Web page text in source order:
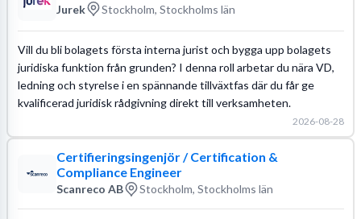
Jurek Stockholm, Stockholms län
Vill du bli bolagets första interna jurist och bygga upp bolagets
juridiska funktion från grunden? I denna roll arbetar du nära VD,
ledning och styrelse i en spännande tillväxtfas där du får ge
kvalificerad juridisk rådgivning direkt till verksamheten.
2026-08-28
Certifieringsingenjör / Certification &
Compliance Engineer
Scanreco AB Stockholm, Stockholms län